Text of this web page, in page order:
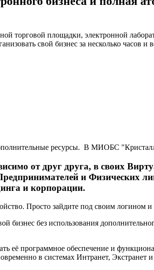
торговой площадки, электронной
свой бизнес за несколько часов и
ресурсы. В МИОБС
от друг друга, в своих
и Физических
и корпорации.
Просто зайдите под своим логином
без использования
её программное обеспечение и
в системах Интранет, Экстранет